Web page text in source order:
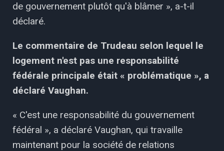
de gouvernement plutôt qu'à blâmer », a-t-il
déclaré.
Le commentaire de Trudeau selon lequel le
logement n'est pas une responsabilité
fédérale principale était « problématique », a
déclaré Vaughan.
« C'est une responsabilité du gouvernement
fédéral », a déclaré Vaughan, qui travaille
maintenant pour la société de relations